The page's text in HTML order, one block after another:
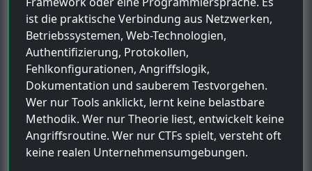
ist die praktische Verbindung aus Netzwerken,
Betriebssystemen, Web-Technologien,
Authentifizierung, Protokollen,
Fehlkonfigurationen, Angriffslogik,
Dokumentation und sauberem Testvorgehen.
Wer nur Tools anklickt, lernt keine belastbare
Methodik. Wer nur Theorie liest, entwickelt keine
Angriffsroutine. Wer nur CTFs spielt, versteht oft
keine realen Unternehmensumgebungen.